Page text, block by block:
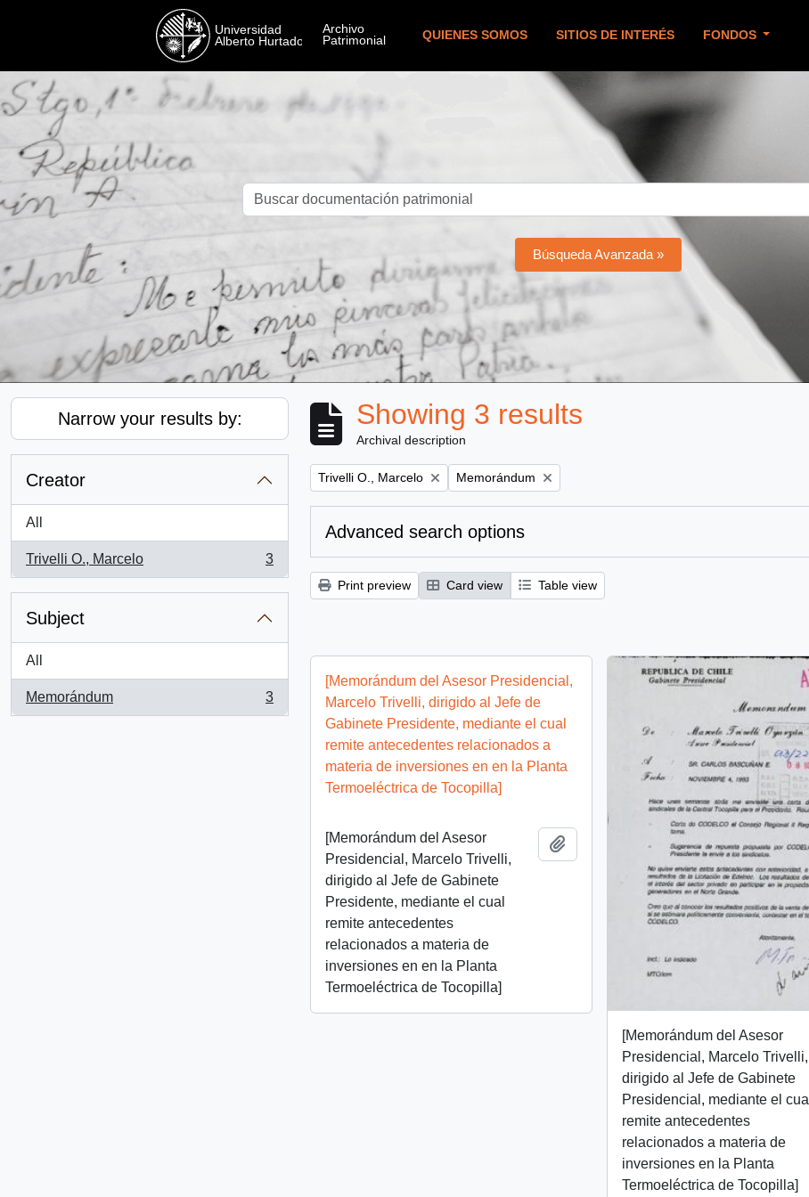
QUIENES SOMOS SITIOS DE INTERÉS FONDOS
Búsqueda Avanzada »
Narrow your results by:
Creator
All
Trivelli O., Marcelo
, 3 results
3
Subject
All
Memorándum
, 3 results
3
Showing 3 results
Archival description
Remove filter:
Trivelli O., Marcelo Remove filter:
Memorándum
Advanced search options
Print preview Card view Table view
[Memorándum del Asesor Presidencial,
Marcelo Trivelli, dirigido al Jefe de
Gabinete Presidente, mediante el cual
remite antecedentes relacionados a
materia de inversiones en en la Planta
Termoeléctrica de Tocopilla]
[Memorándum del Asesor
Presidencial, Marcelo Trivelli,
dirigido al Jefe de Gabinete
Presidente, mediante el cual
remite antecedentes
relacionados a materia de
inversiones en en la Planta
Termoeléctrica de Tocopilla]
Add to clipboard
[Memorándum del Asesor
Presidencial, Marcelo Trivelli,
dirigido al Jefe de Gabinete
Presidencial, mediante el cual
remite antecedentes
relacionados a materia de
inversiones en la Planta
Termoeléctrica de Tocopilla]